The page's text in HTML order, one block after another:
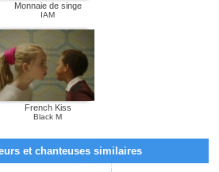
Monnaie de singe
IAM
French Kiss
Black M
et chanteuses similaires